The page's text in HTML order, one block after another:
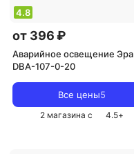
4.8
от 396 ₽
Аварийное освещение Эра
DBA-107-0-20
Все цены5
2 магазина с 4.5+